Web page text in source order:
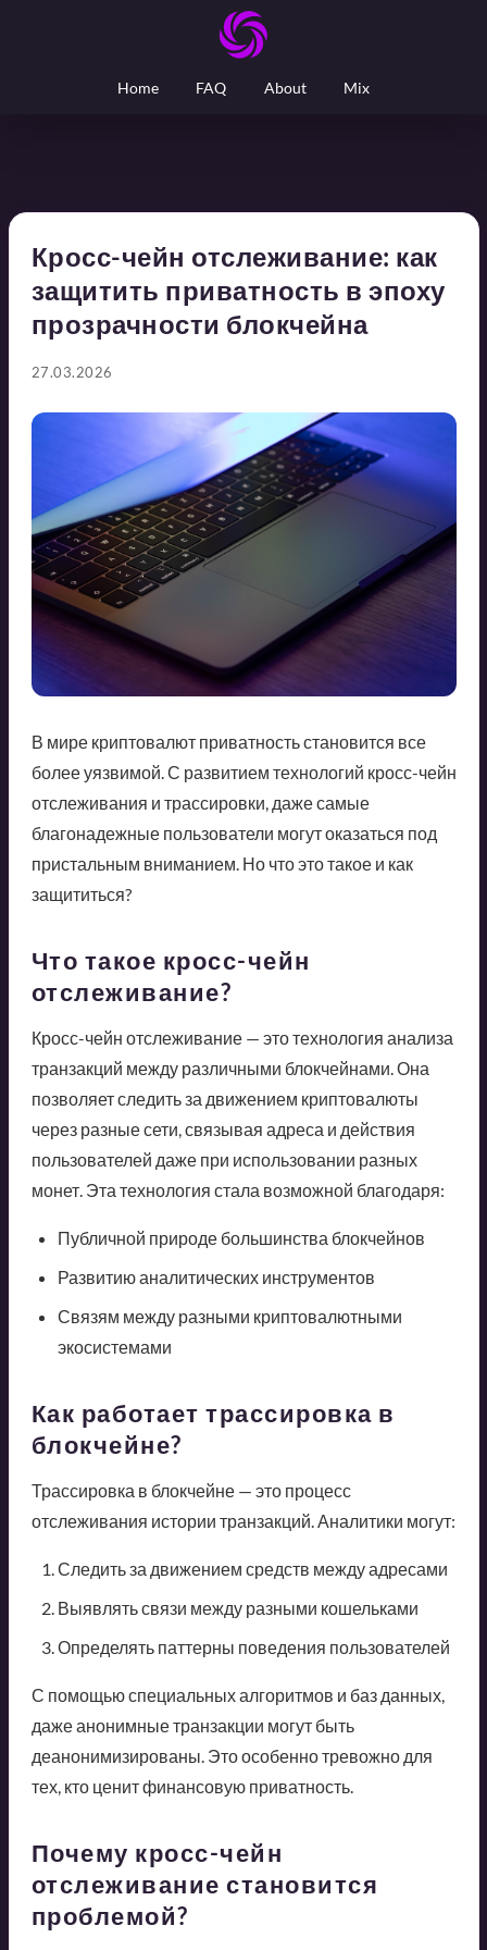
Home FAQ About Mix
Кросс-чейн отслеживание: как
защитить приватность в эпоху
прозрачности блокчейна
27.03.2026
В мире криптовалют приватность становится все
более уязвимой. С развитием технологий кросс-чейн
отслеживания и трассировки, даже самые
благонадежные пользователи могут оказаться под
пристальным вниманием. Но что это такое и как
защититься?
Что такое кросс-чейн
отслеживание?
Кросс-чейн отслеживание — это технология анализа
транзакций между различными блокчейнами. Она
позволяет следить за движением криптовалюты
через разные сети, связывая адреса и действия
пользователей даже при использовании разных
монет. Эта технология стала возможной благодаря:
Публичной природе большинства блокчейнов
Развитию аналитических инструментов
Связям между разными криптовалютными
экосистемами
Как работает трассировка в
блокчейне?
Трассировка в блокчейне — это процесс
отслеживания истории транзакций. Аналитики могут:
Следить за движением средств между адресами
Выявлять связи между разными кошельками
Определять паттерны поведения пользователей
С помощью специальных алгоритмов и баз данных,
даже анонимные транзакции могут быть
деанонимизированы. Это особенно тревожно для
тех, кто ценит финансовую приватность.
Почему кросс-чейн
отслеживание становится
проблемой?